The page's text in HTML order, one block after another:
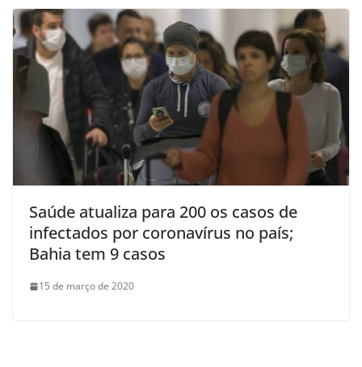
Saúde atualiza para 200 os casos de
infectados por coronavírus no país;
Bahia tem 9 casos
15 de março de 2020